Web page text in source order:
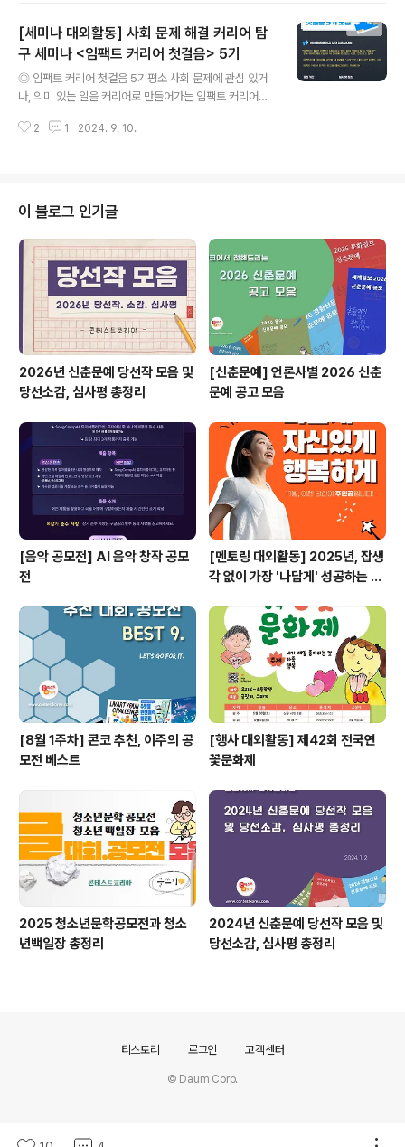
00책 콘텐츠 중심 저작권 이해하기1.북튜브 기초개념 다지
기 + 저작권 학습2.강의 오리엔테이션3.북튜브 제작에 필
요한 저작권 지식4.영상 기획 및 제작 계획 세우기2차시1
0.16.(수) 14:00 ~17:00생성형 AI를 활용한 작문 및 요
약1.생성형 AI 활용2.제작 및 AI 툴 다루기 (Notion 활용)
3.영상 촬영용 대본 ..
[세미나 대외활동] 사회 문제 해결 커리어 탐
구 세미나 <임팩트 커리어 첫걸음> 5기
◎ 임팩트 커리어 첫걸음 5기평소 사회 문제에 관심 있거
나, 의미 있는 일을 커리어로 만들어가는 임팩트 커리어와
회 혁신가들이 모인 헤이그라운드 탐방까지, 소셜 커리어
그라운드 성수 시작점 (B1층 브릭스) ◎ 지원서 작성 및 제
출하기https://forms.gle/cRRMGgCu6twji6ZG7*신
청마감 : 9/22(일) 23:59까지*신청결과공지 : 9/23(월)
오후 중 개별연락 ◎ 참가혜택- 참가비 전액 무료- 교육 참
가자 전원 현직자 밋업 & 기념품 제공- 우수 ..
2 1 2024. 9. 10.
이 블로그 인기글
2026년 신춘문예 당선작 모음 및
당선소감, 심사평 총정리
[신춘문예] 언론사별 2026 신춘
문예 공고 모음
[음악 공모전] AI 음악 창작 공모
전
[멘토링 대외활동] 2025년, 잡생
각 없이 가장 '나답게' 성공하는 법
[8월 1주차] 콘코 추천, 이주의 공
모전 베스트
[행사 대외활동] 제42회 전국연
꽃문화제
2025 청소년문학공모전과 청소
년백일장 총정리
2024년 신춘문예 당선작 모음 및
당선소감, 심사평 총정리
티스토리 로그인 고객센터
© Daum Corp.